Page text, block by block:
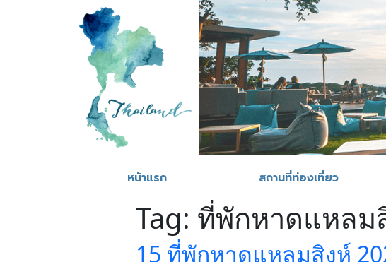
หน้าแรก สถานที่ท่องเที่ยว
Tag: ที่พักหาดแหลม
15 ที่พักหาดแหลมสิงห์